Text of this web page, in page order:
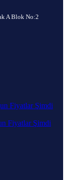
A Blok No:2
Fiyatlar Şimdi
Fiyatlar Şimdi